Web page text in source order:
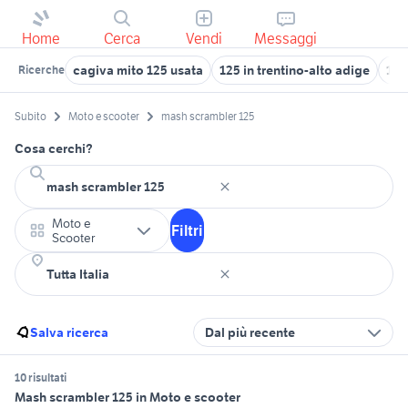
Home Cerca Vendi Messaggi
Ricerche cagiva mito 125 usata 125 in trentino-alto adige
Subito Moto e scooter mash scrambler 125
Cosa cerchi?
Moto e
Scooter
Filtri
Salva ricerca Dal più recente
10 risultati
Mash scrambler 125 in Moto e scooter